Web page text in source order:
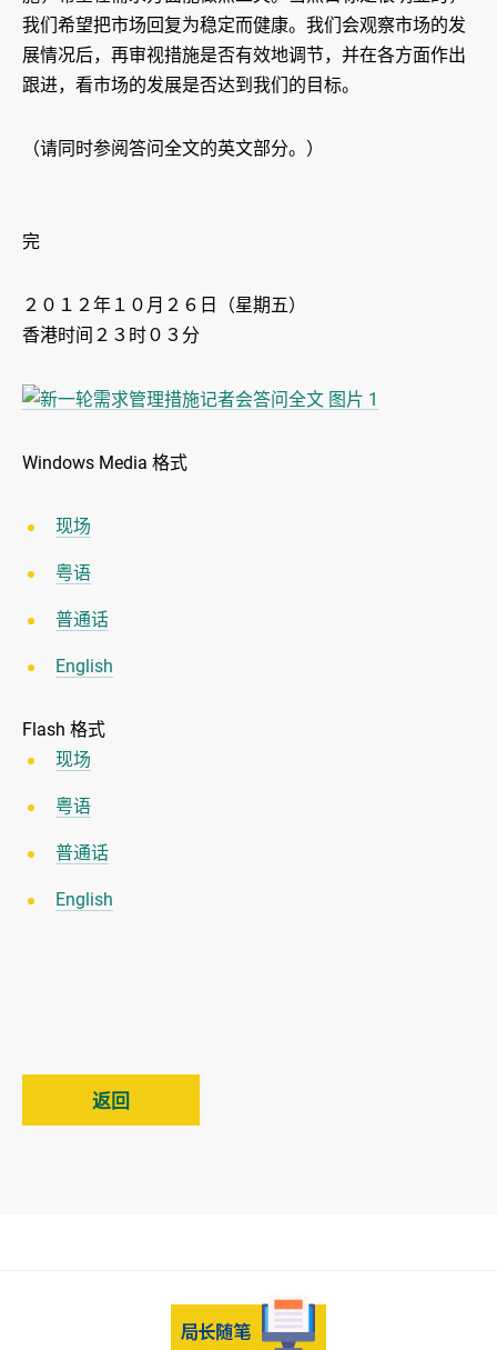
我们希望把市场回复为稳定而健康。我们会观察市场的发
展情况后，再审视措施是否有效地调节，并在各方面作出
跟进，看市场的发展是否达到我们的目标。
（请同时参阅答问全文的英文部分。）
完
２０１２年１０月２６日（星期五）
香港时间２３时０３分
Windows Media 格式
现场
粤语
普通话
English
Flash 格式
现场
粤语
普通话
English
返回